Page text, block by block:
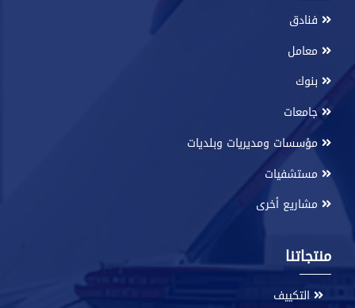
فنادق
معامل
بنوك
جامعات
مؤسسات ومديريات وبلديات
مستشفيات
مشاريع أخرى
منتجاتنا
التكييف